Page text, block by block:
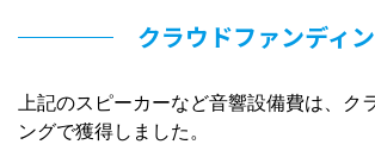
クラウドファンディ
上記のスピーカーなど音響設備費は、ク
ングで獲得しました。